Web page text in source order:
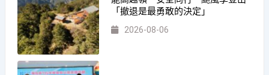
「撤退是最勇敢的決定」
2026-08-06